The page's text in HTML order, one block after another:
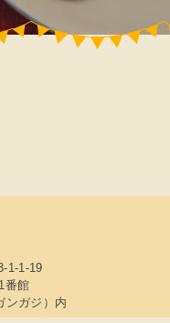
1-1-19
番館
ンガジ）内